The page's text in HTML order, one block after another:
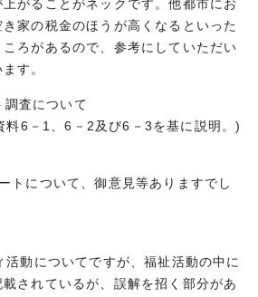
がることがネックです。他都市にお
家の税金のほうが高くなるといった
ろがあるので、参考にしていただい
す。
査について
6－1、6－2及び6－3を基に説明。)
トについて、御意見等ありますでし
動についてですが、福祉活動の中に
されているが、誤解を招く部分があ